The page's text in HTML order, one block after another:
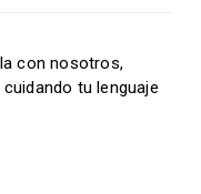
con nosotros,
tu lenguaje